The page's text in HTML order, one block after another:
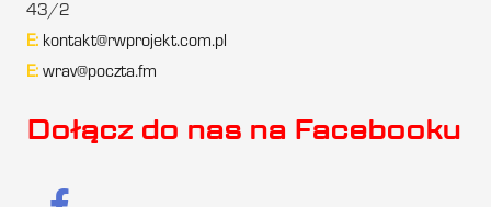
43/2
E: kontakt@rwprojekt.com.pl
E: wrav@poczta.fm
Dołącz do nas na Facebooku